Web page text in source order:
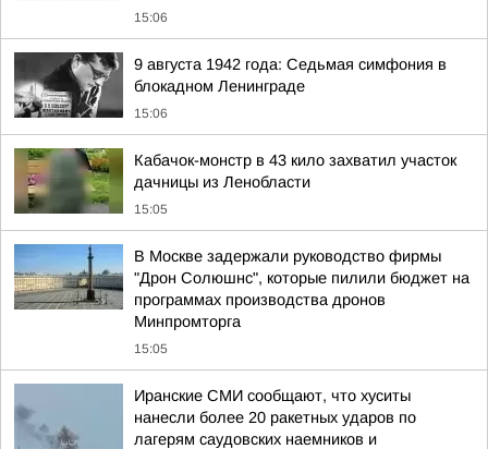
15:06
9 августа 1942 года: Седьмая симфония в
блокадном Ленинграде
15:06
Кабачок-монстр в 43 кило захватил участок
дачницы из Ленобласти
15:05
В Москве задержали руководство фирмы
"Дрон Солюшнс", которые пилили бюджет на
программах производства дронов
Минпромторга
15:05
Иранские СМИ сообщают, что хуситы
нанесли более 20 ракетных ударов по
лагерям саудовских наемников и